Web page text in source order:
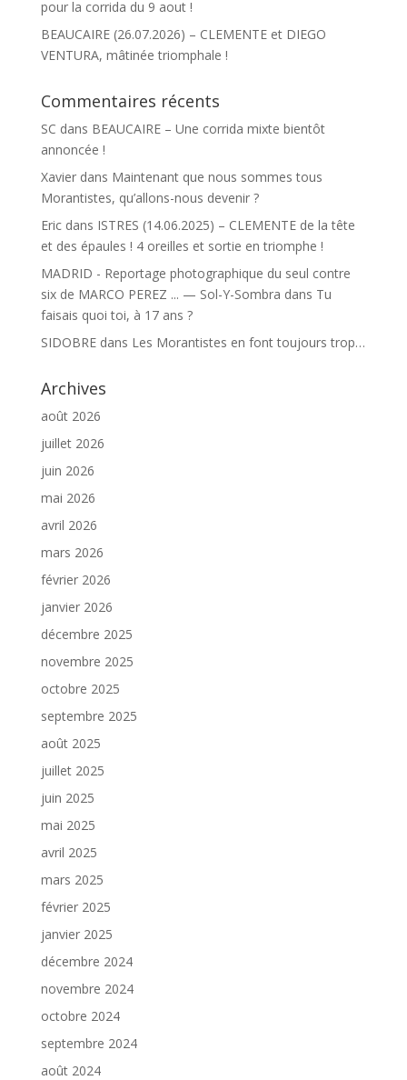
pour la corrida du 9 aout !
BEAUCAIRE (26.07.2026) – CLEMENTE et DIEGO
VENTURA, mâtinée triomphale !
Commentaires récents
SC dans BEAUCAIRE – Une corrida mixte bientôt
annoncée !
Xavierdans Maintenant que nous sommes tous
Morantistes, qu’allons-nous devenir ?
Ericdans ISTRES (14.06.2025) – CLEMENTE de la tête
et des épaules ! 4 oreilles et sortie en triomphe !
MADRID - Reportage photographique du seul contre
six de MARCO PEREZ ... — Sol-Y-Sombra dans Tu
faisais quoi toi, à 17 ans ?
SIDOBREdans Les Morantistes en font toujours trop…
Archives
août 2026
juillet 2026
juin 2026
mai 2026
avril 2026
mars 2026
février 2026
janvier 2026
décembre 2025
novembre 2025
octobre 2025
septembre 2025
août 2025
juillet 2025
juin 2025
mai 2025
avril 2025
mars 2025
février 2025
janvier 2025
décembre 2024
novembre 2024
octobre 2024
septembre 2024
août 2024